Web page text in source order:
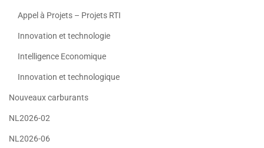
Appel à Projets – Projets RTI
Innovation et technologie
Intelligence Economique
Innovation et technologique
Nouveaux carburants
NL2026-02
NL2026-06